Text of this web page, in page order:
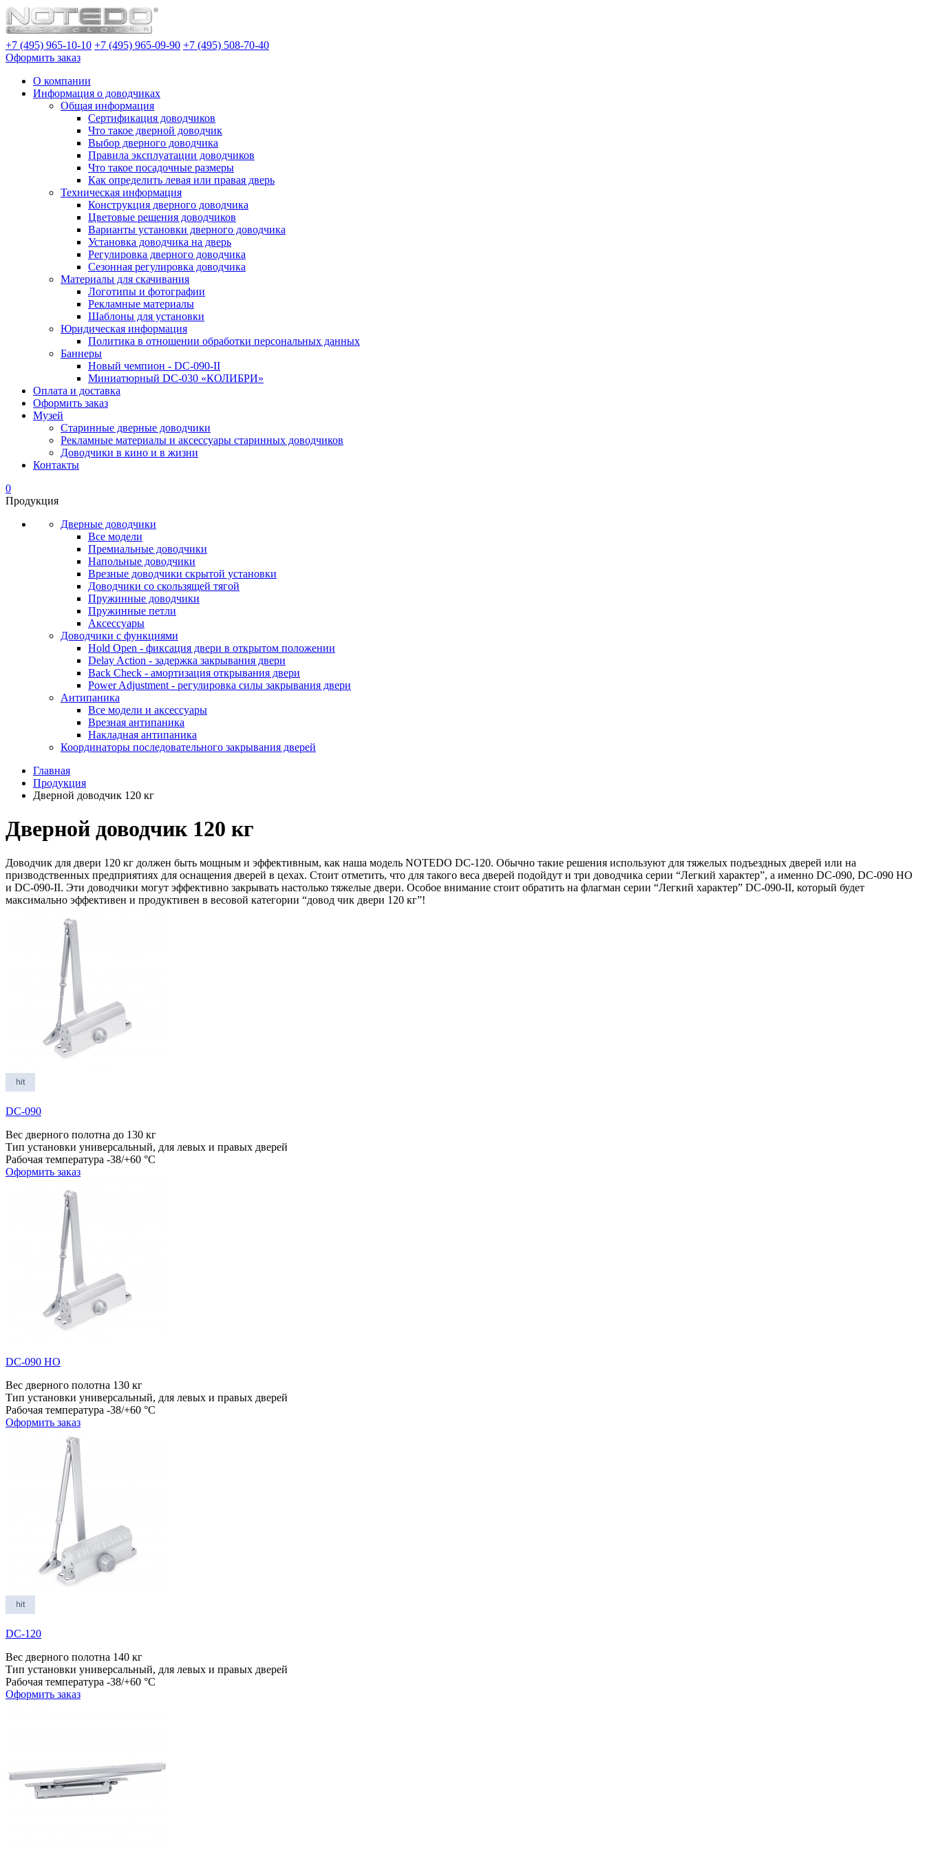
+7 (495) 965-10-10 +7 (495) 965-09-90 +7 (495) 508-70-40
Оформить заказ
О компании
Информация о доводчиках
Общая информация
Сертификация доводчиков
Что такое дверной доводчик
Выбор дверного доводчика
Правила эксплуатации доводчиков
Что такое посадочные размеры
Как определить левая или правая дверь
Техническая информация
Конструкция дверного доводчика
Цветовые решения доводчиков
Варианты установки дверного доводчика
Установка доводчика на дверь
Регулировка дверного доводчика
Сезонная регулировка доводчика
Материалы для скачивания
Логотипы и фотографии
Рекламные материалы
Шаблоны для установки
Юридическая информация
Политика в отношении обработки персональных данных
Баннеры
Новый чемпион - DC-090-II
Миниатюрный DC-030 «КОЛИБРИ»
Оплата и доставка
Оформить заказ
Музей
Старинные дверные доводчики
Рекламные материалы и аксессуары старинных доводчиков
Доводчики в кино и в жизни
Контакты
0
Продукция
Дверные доводчики
Все модели
Премиальные доводчики
Напольные доводчики
Врезные доводчики скрытой установки
Доводчики со скользящей тягой
Пружинные доводчики
Пружинные петли
Аксессуары
Доводчики с функциями
Hold Open - фиксация двери в открытом положении
Delay Action - задержка закрывания двери
Back Check - амортизация открывания двери
Power Adjustment - регулировка силы закрывания двери
Антипаника
Все модели и аксессуары
Врезная антипаника
Накладная антипаника
Координаторы последовательного закрывания дверей
Главная
Продукция
Дверной доводчик 120 кг
Дверной доводчик 120 кг
Доводчик для двери 120 кг должен быть мощным и эффективным, как наша модель NOTEDO DC-120. Обычно такие решения используют для тяжелых подъездных дверей или на
призводственных предприятиях для оснащения дверей в цехах. Стоит отметить, что для такого веса дверей подойдут и три доводчика серии “Легкий характер”, а именно DC-090, DC-090 HO
и DC-090-II. Эти доводчики могут эффективно закрывать настолько тяжелые двери. Особое внимание стоит обратить на флагман серии “Легкий характер” DC-090-II, который будет
максимально эффективен и продуктивен в весовой категории “довод чик двери 120 кг”!
DC-090
Вес дверного полотна до 130 кг
Тип установки универсальный, для левых и правых дверей
Рабочая температура -38/+60 °С
Оформить заказ
DC-090 HO
Вес дверного полотна 130 кг
Тип установки универсальный, для левых и правых дверей
Рабочая температура -38/+60 °С
Оформить заказ
DC-120
Вес дверного полотна 140 кг
Тип установки универсальный, для левых и правых дверей
Рабочая температура -38/+60 °С
Оформить заказ